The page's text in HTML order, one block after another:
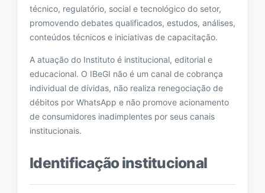
técnico, regulatório, social e tecnológico do setor,
promovendo debates qualificados, estudos, análises,
conteúdos técnicos e iniciativas de capacitação.
A atuação do Instituto é institucional, editorial e
educacional. O IBeGI não é um canal de cobrança
individual de dívidas, não realiza renegociação de
débitos por WhatsApp e não promove acionamento
de consumidores inadimplentes por seus canais
institucionais.
Identificação institucional